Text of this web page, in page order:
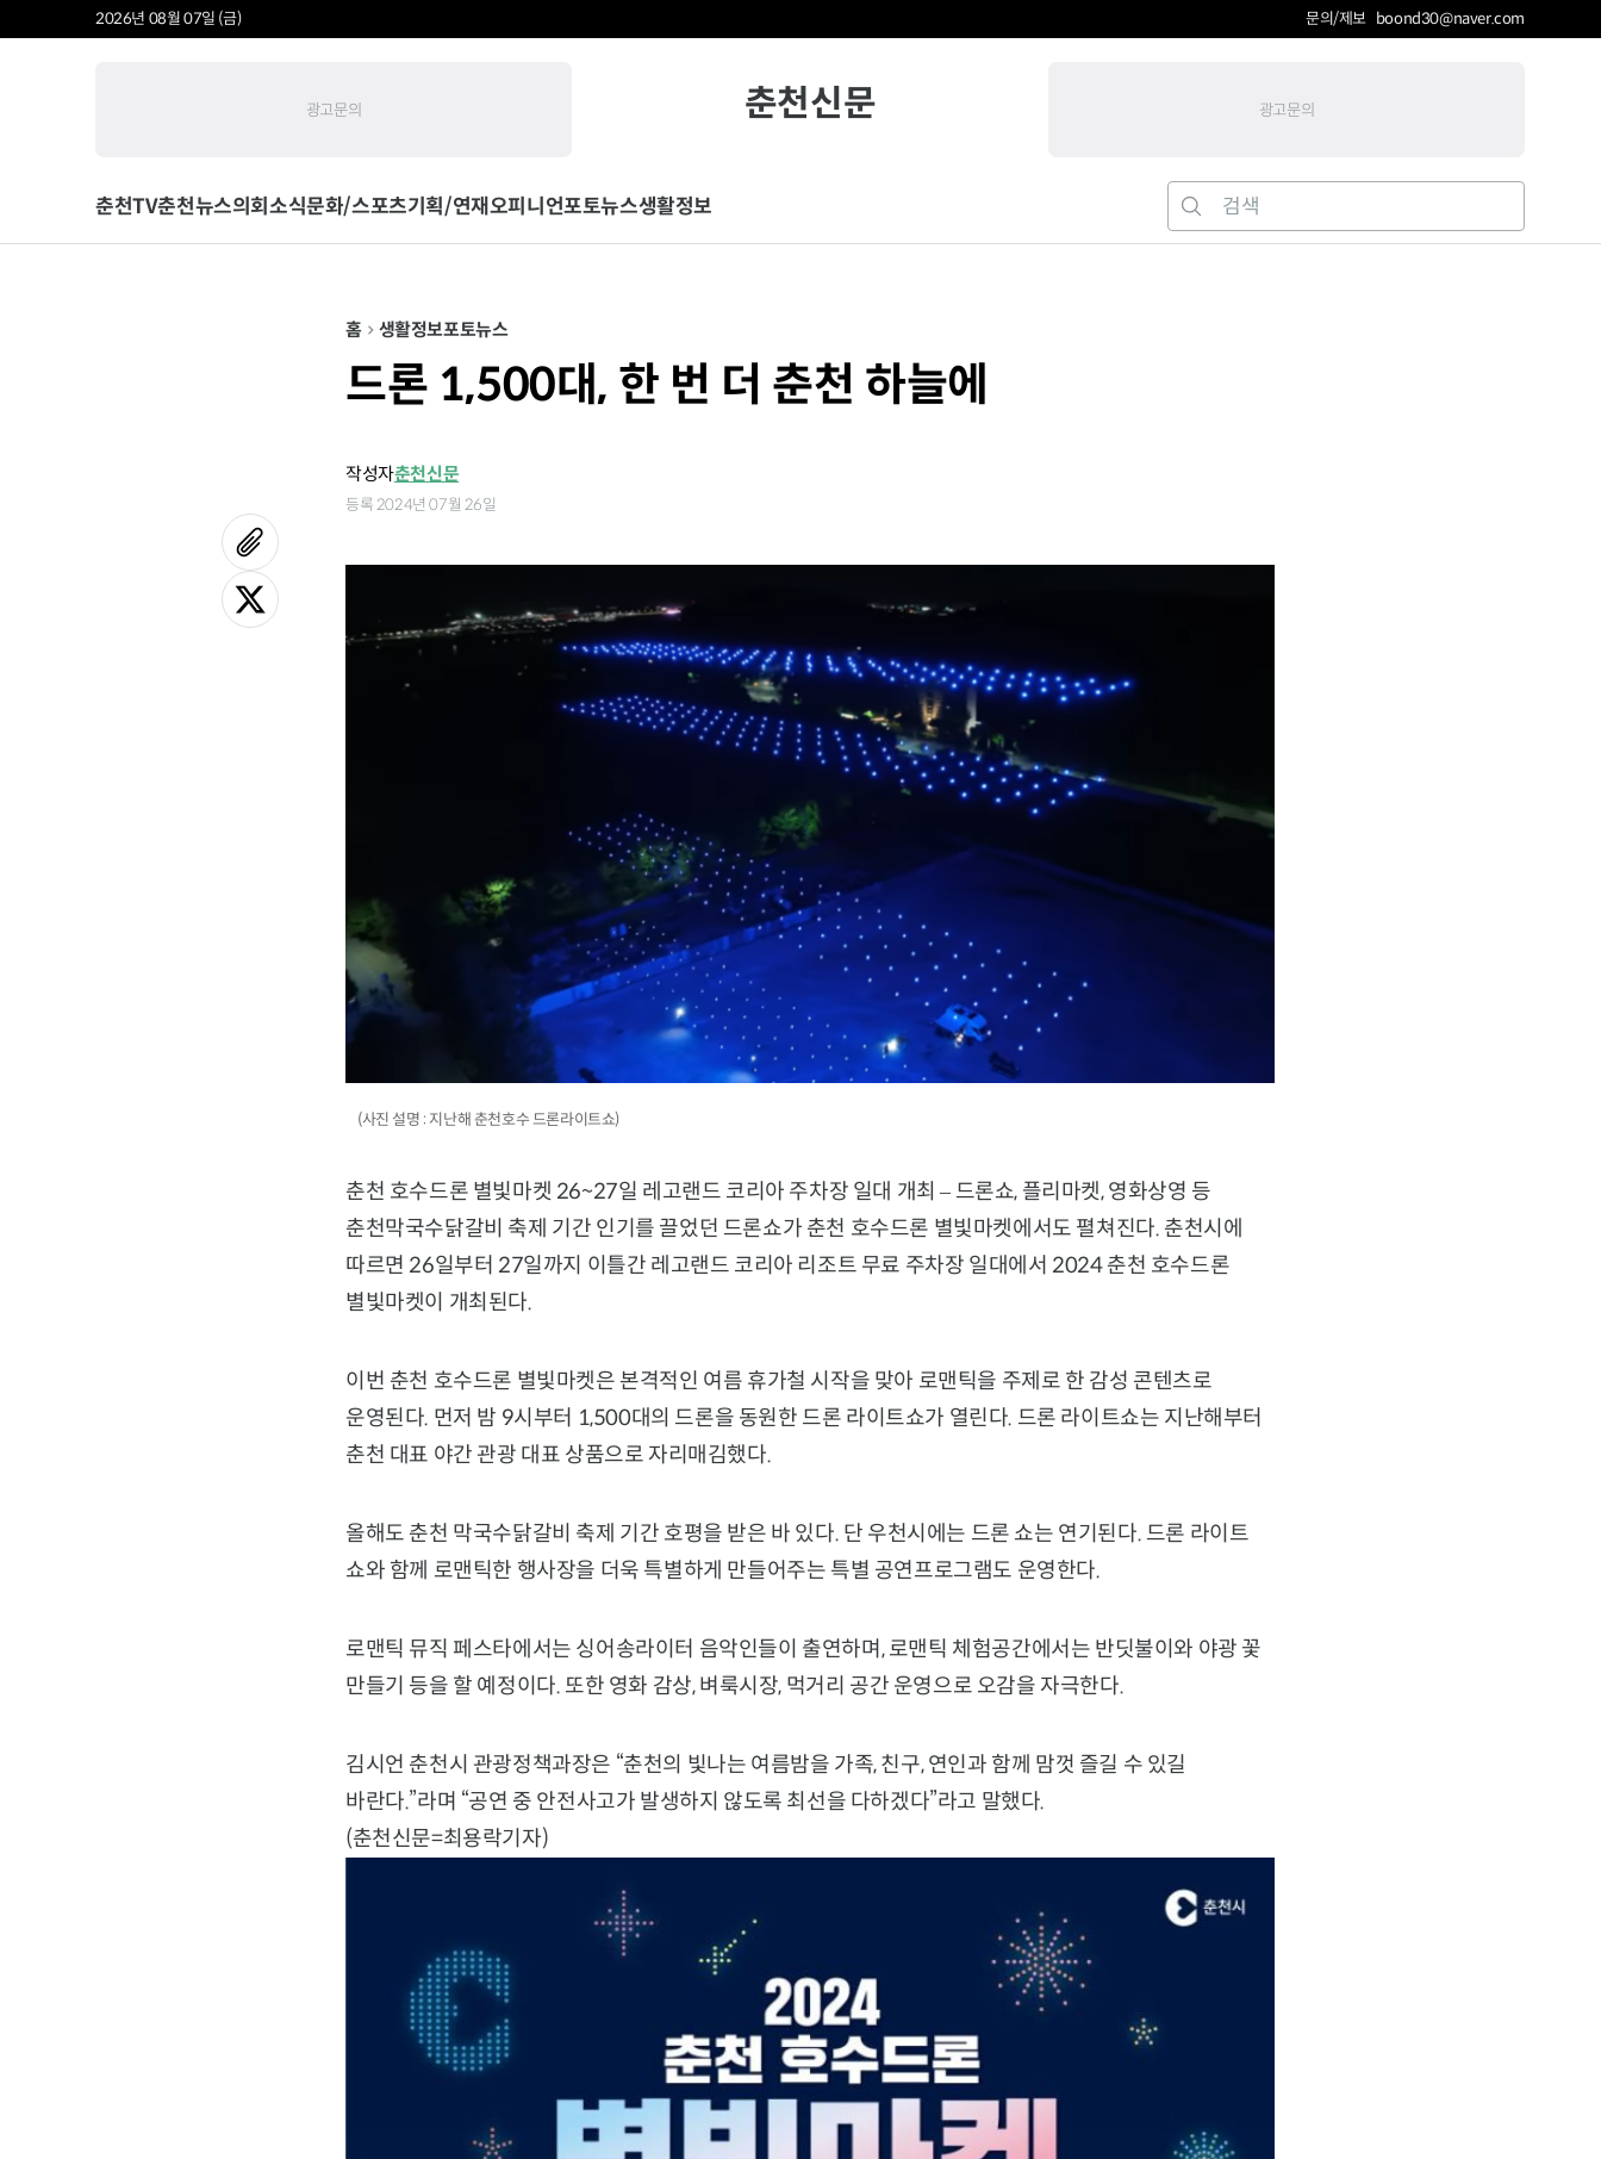
2026년 08월 07일 (금) 문의/제보 boond30@naver.com
광고문의 춘천신문 광고문의
춘천TV춘천뉴스의회소식문화/스포츠기획/연재오피니언포토뉴스생활정보
홈 생활정보포토뉴스
드론 1,500대, 한 번 더 춘천 하늘에
작성자춘천신문
등록 2024년 07월 26일
(사진 설명 : 지난해 춘천호수 드론라이트쇼)
춘천 호수드론 별빛마켓 26~27일 레고랜드 코리아 주차장 일대 개최 – 드론쇼, 플리마켓, 영화상영 등
춘천막국수닭갈비 축제 기간 인기를 끌었던 드론쇼가 춘천 호수드론 별빛마켓에서도 펼쳐진다. 춘천시에
따르면 26일부터 27일까지 이틀간 레고랜드 코리아 리조트 무료 주차장 일대에서 2024 춘천 호수드론
별빛마켓이 개최된다.
이번 춘천 호수드론 별빛마켓은 본격적인 여름 휴가철 시작을 맞아 로맨틱을 주제로 한 감성 콘텐츠로
운영된다. 먼저 밤 9시부터 1,500대의 드론을 동원한 드론 라이트쇼가 열린다. 드론 라이트쇼는 지난해부터
춘천 대표 야간 관광 대표 상품으로 자리매김했다.
올해도 춘천 막국수닭갈비 축제 기간 호평을 받은 바 있다. 단 우천시에는 드론 쇼는 연기된다. 드론 라이트
쇼와 함께 로맨틱한 행사장을 더욱 특별하게 만들어주는 특별 공연프로그램도 운영한다.
로맨틱 뮤직 페스타에서는 싱어송라이터 음악인들이 출연하며, 로맨틱 체험공간에서는 반딧불이와 야광 꽃
만들기 등을 할 예정이다. 또한 영화 감상, 벼룩시장, 먹거리 공간 운영으로 오감을 자극한다.
김시언 춘천시 관광정책과장은 “춘천의 빛나는 여름밤을 가족, 친구, 연인과 함께 맘껏 즐길 수 있길
바란다.”라며 “공연 중 안전사고가 발생하지 않도록 최선을 다하겠다”라고 말했다.
(춘천신문=최용락기자)